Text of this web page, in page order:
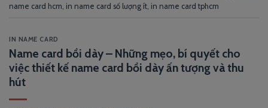
name card hcm, in name card số lượng ít, in name card tphcm
IN NAME CARD
Name card bồi dày – Những mẹo, bí quyết cho
việc thiết kế name card bồi dày ấn tượng và thu
hút